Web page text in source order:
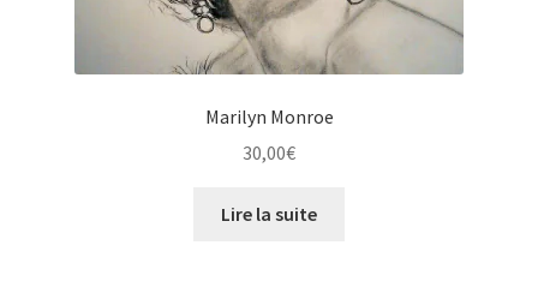
Marilyn Monroe
30,00€
Lire la suite